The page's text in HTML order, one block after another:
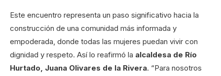
Este encuentro representa un paso significativo hacia la
construcción de una comunidad más informada y
empoderada, donde todas las mujeres puedan vivir con
dignidad y respeto. Así lo reafirmó la alcaldesa de Río
Hurtado, Juana Olivares de la Rivera. “Para nosotros